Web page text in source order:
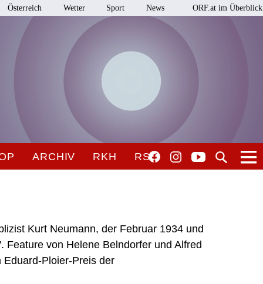
Österreich Wetter Sport News ORF.at im Überblick
ARCHIV RKH RSO
Kurt Neumann, der Februar 1934 und
Feature von Helene Belndorfer und Alfred
Ploier-Preis der